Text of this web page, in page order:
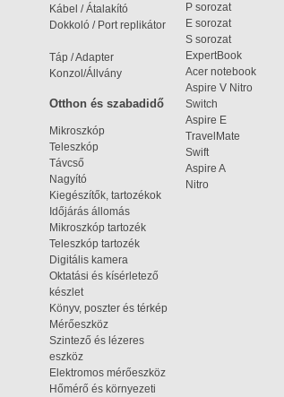
P sorozat
E sorozat
S sorozat
ExpertBook
Acer notebook
Aspire V Nitro
Switch
Aspire E
TravelMate
Swift
Aspire A
Nitro
Kábel / Átalakító
Dokkoló / Port replikátor
Táp / Adapter
Konzol/Állvány
Otthon és szabadidő
Mikroszkóp
Teleszkóp
Távcső
Nagyító
Kiegészítők, tartozékok
Időjárás állomás
Mikroszkóp tartozék
Teleszkóp tartozék
Digitális kamera
Oktatási és kísérletező
készlet
Könyv, poszter és térkép
Mérőeszköz
Szintező és lézeres
eszköz
Elektromos mérőeszköz
Hőmérő és környezeti